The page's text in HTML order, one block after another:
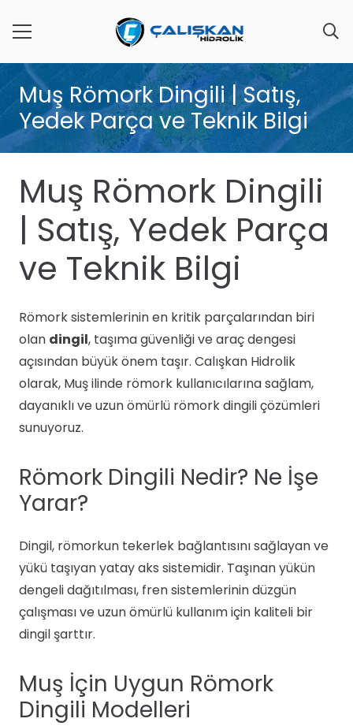
Muş Römork Dingili | Satış,
Yedek Parça ve Teknik Bilgi
Muş Römork Dingili
| Satış, Yedek Parça
ve Teknik Bilgi
Römork sistemlerinin en kritik parçalarından biri
olan dingil, taşıma güvenliği ve araç dengesi
açısından büyük önem taşır. Calışkan Hidrolik
olarak, Muş ilinde römork kullanıcılarına sağlam,
dayanıklı ve uzun ömürlü römork dingili çözümleri
sunuyoruz.
Römork Dingili Nedir? Ne İşe
Yarar?
Dingil, römorkun tekerlek bağlantısını sağlayan ve
yükü taşıyan yatay aks sistemidir. Taşınan yükün
dengeli dağıtılması, fren sistemlerinin düzgün
çalışması ve uzun ömürlü kullanım için kaliteli bir
dingil şarttır.
Muş İçin Uygun Römork
Dingili Modelleri